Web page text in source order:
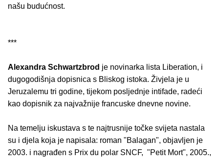
našu budućnost.
***
Alexandra Schwartzbrod je novinarka lista Liberation, i
dugogodišnja dopisnica s Bliskog istoka. Živjela je u
Jeruzalemu tri godine, tijekom posljednje intifade, radeći
kao dopisnik za najvažnije francuske dnevne novine.
Na temelju iskustava s te najtrusnije točke svijeta nastala
su i djela koja je napisala: roman "Balagan", objavljen je
2003. i nagrađen s Prix du polar SNCF, "Petit Mort", 2005.,